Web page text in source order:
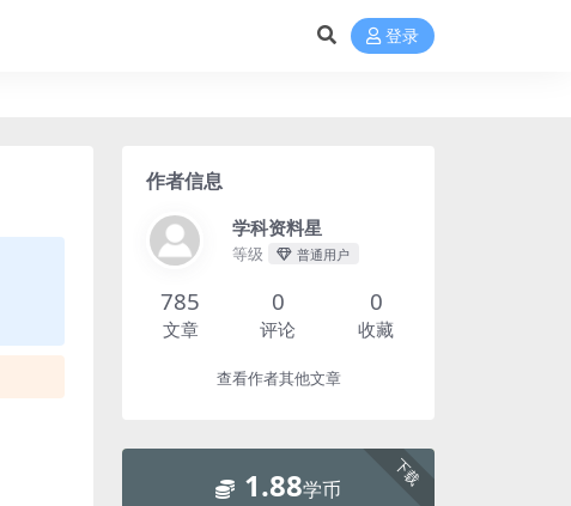
登录
作者信息
学科资料星
等级 普通用户
785
文章
0
评论
0
收藏
查看作者其他文章
下载
1.88学币